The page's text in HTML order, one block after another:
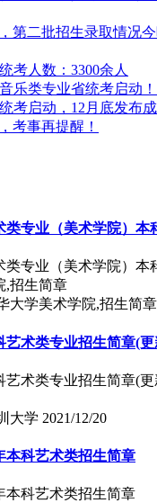
第二批招生录取情况
考人数：3300余人
乐类专业省统考启动
考启动，12月底发布
考事再提醒！
类专业（美术学院）本
类专业（美术学院）本
大学美术学院,招生简章
艺术类专业招生简章(
艺术类专业招生简章(
大学 2021/12/20
本科艺术类招生简章
本科艺术类招生简章